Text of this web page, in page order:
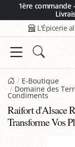
1ère commande
L'Épicerie
E-Boutique
Domaine des
Condiments
Raifort d'Alsace
Transforme Vos
Panneau de gestion